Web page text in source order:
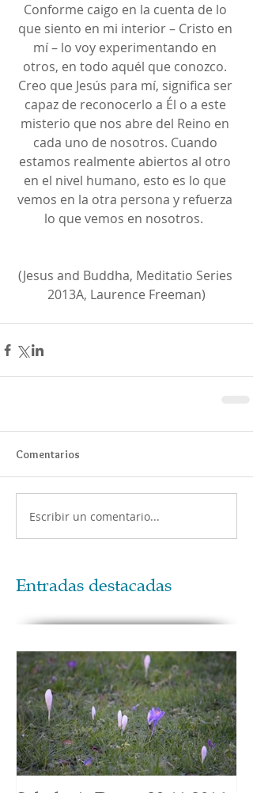
Conforme caigo en la cuenta de lo
que siento en mi interior – Cristo en
mí – lo voy experimentando en
otros, en todo aquél que conozco.
Creo que Jesús para mí, significa ser
capaz de reconocerlo a Él o a este
misterio que nos abre del Reino en
cada uno de nosotros. Cuando
estamos realmente abiertos al otro
en el nivel humano, esto es lo que
vemos en la otra persona y refuerza
lo que vemos en nosotros.
(Jesus and Buddha, Meditatio Series
2013A, Laurence Freeman)
Comentarios
Escribir un comentario...
Entradas destacadas